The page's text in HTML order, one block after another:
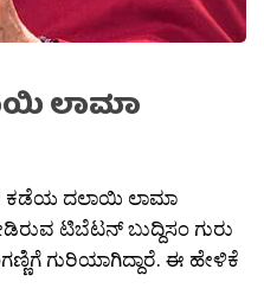
ಲಾಮಾ
ಕಡೆಯ ದಲಾಯಿ ಲಾಮಾ
ಟಿಬೆಟನ್ ಬುದ್ದಿಸಂ ಗುರು
ಗುರಿಯಾಗಿದ್ದಾರೆ. ಈ ಹೇಳಿಕೆ